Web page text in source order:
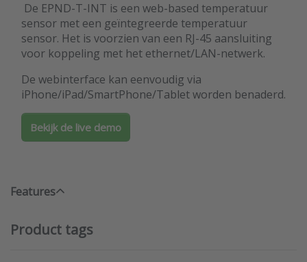
De EPND-T-INT is een web-based temperatuur
sensor met een geïntegreerde temperatuur
sensor. Het is voorzien van een RJ-45 aansluiting
voor koppeling met het ethernet/LAN-netwerk.
De webinterface kan eenvoudig via
iPhone/iPad/SmartPhone/Tablet worden benaderd.
Bekijk de live demo
Features
Product tags